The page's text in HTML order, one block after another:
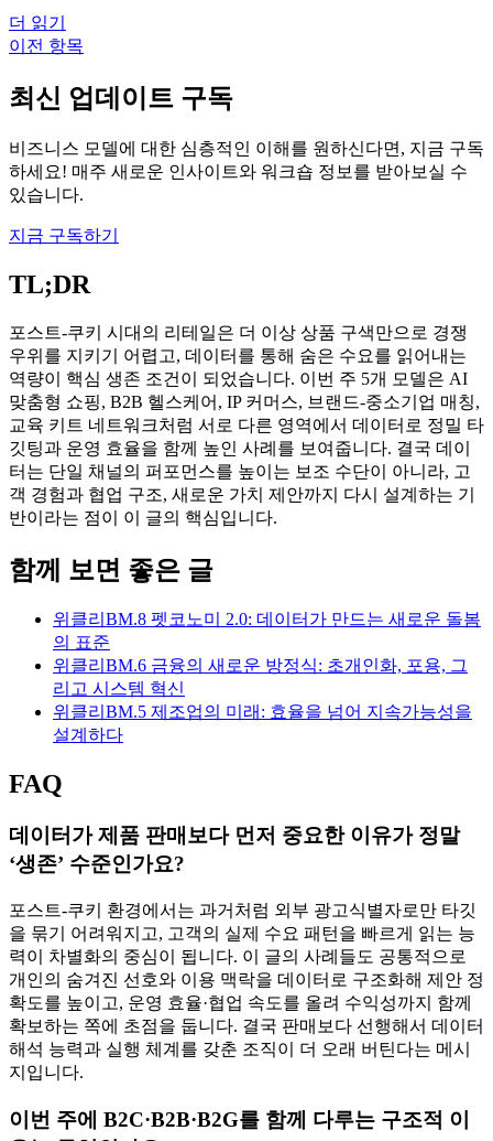
더 읽기
이전 항목
최신 업데이트 구독
비즈니스 모델에 대한 심층적인 이해를 원하신다면, 지금 구독
하세요! 매주 새로운 인사이트와 워크숍 정보를 받아보실 수
있습니다.
지금 구독하기
TL;DR
포스트-쿠키 시대의 리테일은 더 이상 상품 구색만으로 경쟁
우위를 지키기 어렵고, 데이터를 통해 숨은 수요를 읽어내는
역량이 핵심 생존 조건이 되었습니다. 이번 주 5개 모델은 AI
맞춤형 쇼핑, B2B 헬스케어, IP 커머스, 브랜드-중소기업 매칭,
교육 키트 네트워크처럼 서로 다른 영역에서 데이터로 정밀 타
깃팅과 운영 효율을 함께 높인 사례를 보여줍니다. 결국 데이
터는 단일 채널의 퍼포먼스를 높이는 보조 수단이 아니라, 고
객 경험과 협업 구조, 새로운 가치 제안까지 다시 설계하는 기
반이라는 점이 이 글의 핵심입니다.
함께 보면 좋은 글
위클리BM.8 펫코노미 2.0: 데이터가 만드는 새로운 돌봄
의 표준
위클리BM.6 금융의 새로운 방정식: 초개인화, 포용, 그
리고 시스템 혁신
위클리BM.5 제조업의 미래: 효율을 넘어 지속가능성을
설계하다
FAQ
데이터가 제품 판매보다 먼저 중요한 이유가 정말
‘생존’ 수준인가요?
포스트-쿠키 환경에서는 과거처럼 외부 광고식별자로만 타깃
을 묶기 어려워지고, 고객의 실제 수요 패턴을 빠르게 읽는 능
력이 차별화의 중심이 됩니다. 이 글의 사례들도 공통적으로
개인의 숨겨진 선호와 이용 맥락을 데이터로 구조화해 제안 정
확도를 높이고, 운영 효율·협업 속도를 올려 수익성까지 함께
확보하는 쪽에 초점을 둡니다. 결국 판매보다 선행해서 데이터
해석 능력과 실행 체계를 갖춘 조직이 더 오래 버틴다는 메시
지입니다.
이번 주에 B2C·B2B·B2G를 함께 다루는 구조적 이